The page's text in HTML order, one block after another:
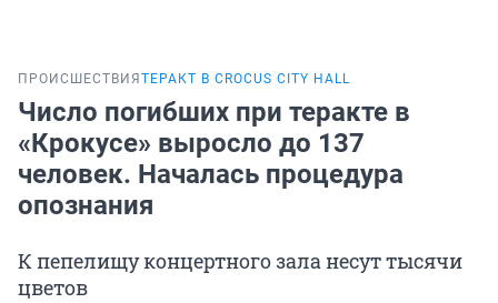
ПРОИСШЕСТВИЯ ТЕРАКТ В CROCUS CITY HALL
Число погибших при теракте в
«Крокусе» выросло до 137
человек. Началась процедура
опознания
К пепелищу концертного зала несут тысячи
цветов